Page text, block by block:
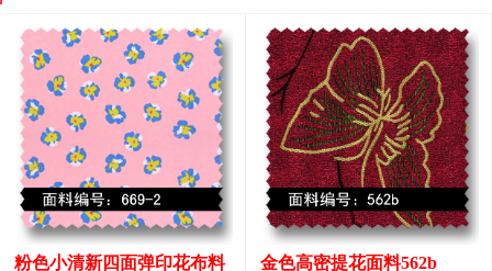
粉色小清新四面弹印花布料 金色高密提花面料562b